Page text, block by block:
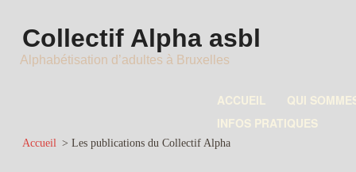
Collectif Alpha asbl
Alphabétisation d’adultes à Bruxelles
ACCUEIL
QUI
INFOS PRATIQUES
Accueil > Les publications du Collectif Alpha